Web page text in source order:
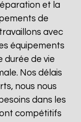
et la
de
avec
équipements
durée de vie
Nos délais
nous nous
dans les
compétitifs